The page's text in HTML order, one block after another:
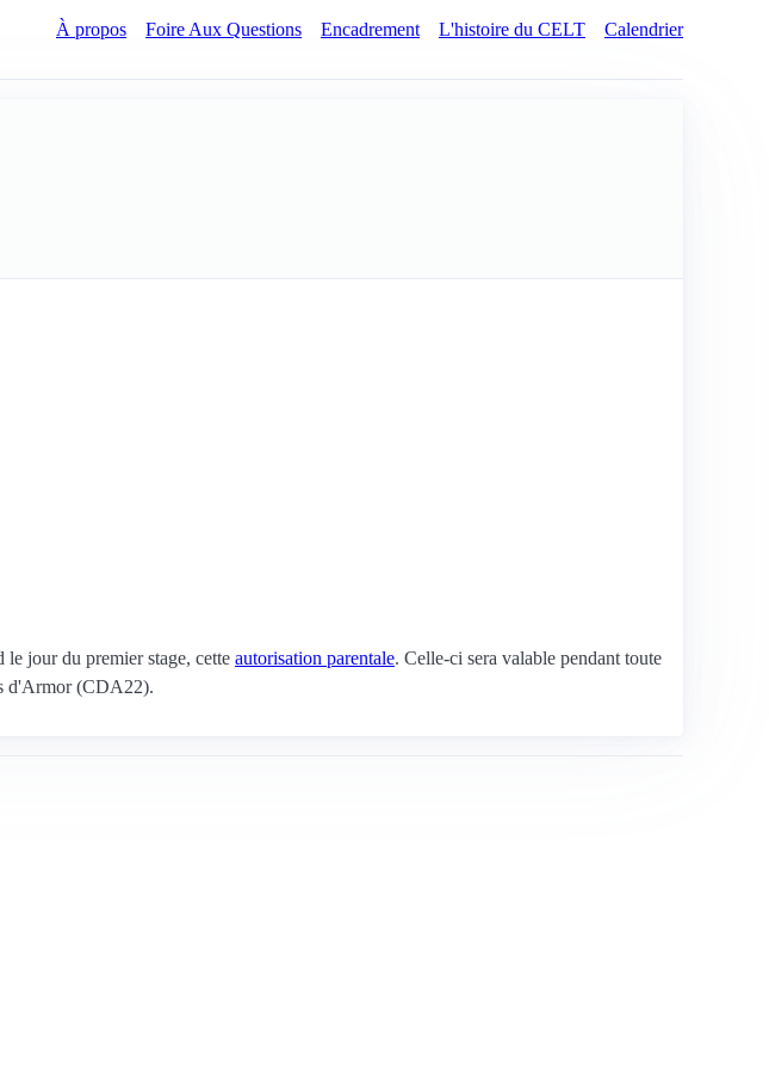
À propos Foire Aux Questions Encadrement L'histoire du CELT Calendrier
jour du premier stage, cette autorisation parentale. Celle-ci sera valable pendant toute
d'Armor (CDA22).